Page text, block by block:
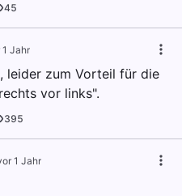
45
1 Jahr
leider zum Vorteil für die
vor links".
395
1 Jahr